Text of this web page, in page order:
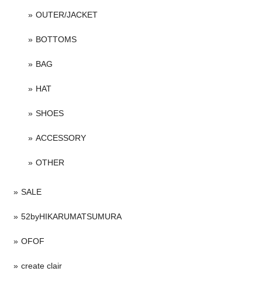
OUTER/JACKET
BOTTOMS
BAG
HAT
SHOES
ACCESSORY
OTHER
SALE
52byHIKARUMATSUMURA
OFOF
create clair